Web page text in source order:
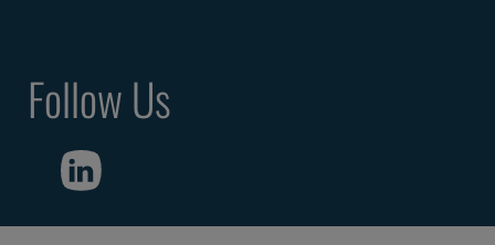
Follow Us